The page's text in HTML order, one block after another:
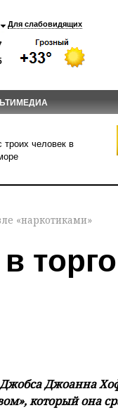
Для слабовидящих
троих человек в
«наркотиками»
Джоанна
который она